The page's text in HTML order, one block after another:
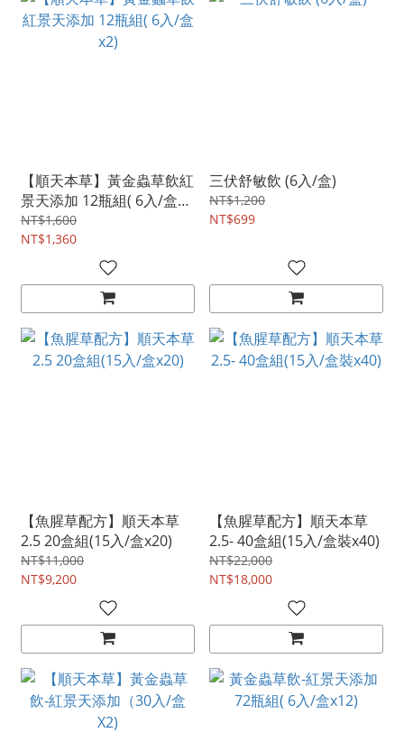
【順天本草】黃金蟲草飲紅
景天添加 12瓶組( 6入/盒
x2)
NT$1,600
NT$1,360
三伏舒敏飲 (6入/盒)
NT$1,200
NT$699
【魚腥草配方】順天本草
2.5 20盒組(15入/盒x20)
NT$11,000
NT$9,200
【魚腥草配方】順天本草
2.5- 40盒組(15入/盒裝x40)
NT$22,000
NT$18,000